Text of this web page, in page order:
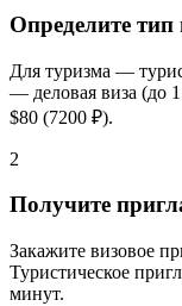
Определите тип
Для туризма —
— деловая виза (до 1
$80 (7200 ₽).
2
Получите
Закажите визовое
Туристическое
минут.